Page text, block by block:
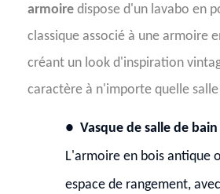
armoire dispose d'un lavabo en
classique associé à une armoire
créant un look d'inspiration
caractère à n'importe quelle
● Vasque de salle de
L'armoire en bois antique
espace de rangement,